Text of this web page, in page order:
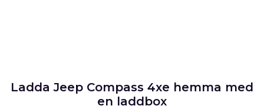
Ladda Jeep Compass 4xe hemma med
en laddbox